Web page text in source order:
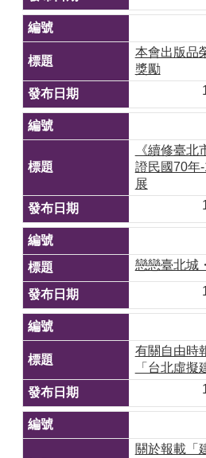
本會出版品
獎勵
《續修臺
證民國70年
展
戀戀臺北城
有關自由時
「台北虛擬
關於報載「